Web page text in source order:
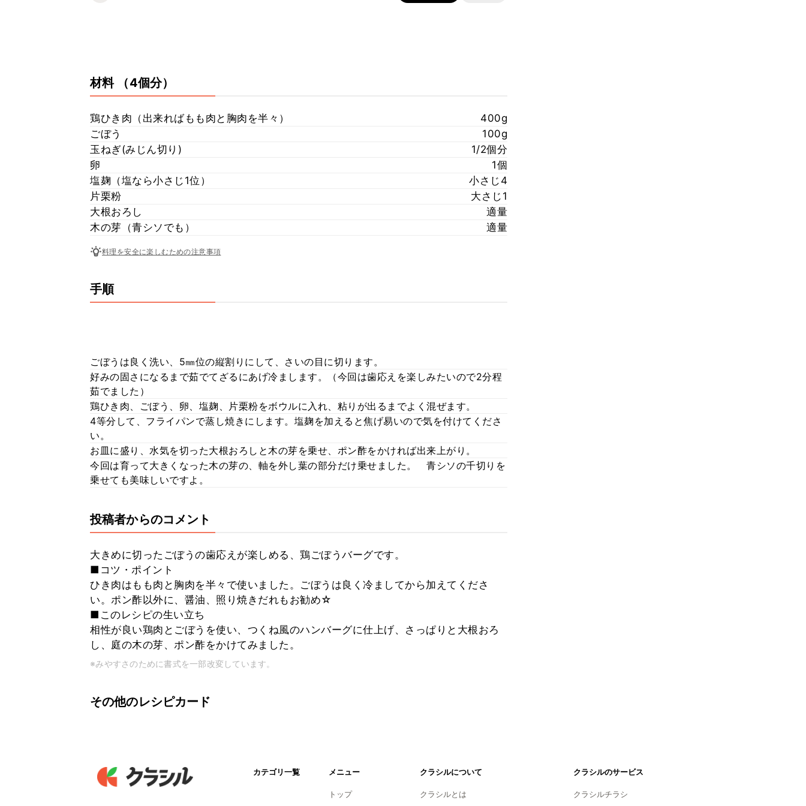
材料 （4個分）
鶏ひき肉（出来ればもも肉と胸肉を半々）
400g
ごぼう
100g
玉ねぎ(みじん切り)
1/2個分
卵
1個
塩麹（塩なら小さじ1位）
小さじ4
片栗粉
大さじ1
大根おろし
適量
木の芽（青シソでも）
適量
料理を安全に楽しむための注意事項
手順
ごぼうは良く洗い、5㎜位の縦割りにして、さいの目に切ります。
好みの固さになるまで茹でてざるにあげ冷まします。（今回は歯応えを楽しみたいので2分程
茹でました）
鶏ひき肉、ごぼう、卵、塩麹、片栗粉をボウルに入れ、粘りが出るまでよく混ぜます。
4等分して、フライパンで蒸し焼きにします。塩麹を加えると焦げ易いので気を付けてくださ
い。
お皿に盛り、水気を切った大根おろしと木の芽を乗せ、ポン酢をかければ出来上がり。
今回は育って大きくなった木の芽の、軸を外し葉の部分だけ乗せました。 青シソの千切りを
乗せても美味しいですよ。
投稿者からのコメント
大きめに切ったごぼうの歯応えが楽しめる、鶏ごぼうバーグです。
■コツ・ポイント
ひき肉はもも肉と胸肉を半々で使いました。ごぼうは良く冷ましてから加えてくださ
い。ポン酢以外に、醤油、照り焼きだれもお勧め☆
■このレシピの生い立ち
相性が良い鶏肉とごぼうを使い、つくね風のハンバーグに仕上げ、さっぱりと大根おろ
し、庭の木の芽、ポン酢をかけてみました。
※みやすさのために書式を一部改変しています。
その他のレシピカード
カテゴリ一覧 メニュー
トップ
クラシルについて
クラシルとは
クラシルのサービス
クラシルチラシ